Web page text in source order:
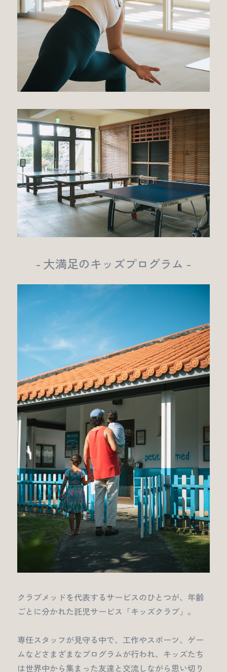
- 大満足のキッズプログラム -
クラブメッドを代表するサービスのひとつが、年齢
ごとに分かれた託児サービス「キッズクラブ」。
専任スタッフが見守る中で、工作やスポーツ、ゲー
ムなどさまざまなプログラムが行われ、キッズたち
は世界中から集まった友達と交流しながら思い切り